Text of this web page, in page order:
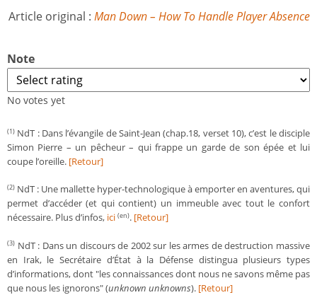
Article original : Man Down – How To Handle Player Absence
Note
No votes yet
(1) NdT : Dans l’évangile de Saint-Jean (chap.18, verset 10), c’est le disciple
Simon Pierre – un pêcheur – qui frappe un garde de son épée et lui
coupe l’oreille. [Retour]
(2) NdT : Une mallette hyper-technologique à emporter en aventures, qui
permet d’accéder (et qui contient) un immeuble avec tout le confort
nécessaire. Plus d’infos, ici (en). [Retour]
(3) NdT : Dans un discours de 2002 sur les armes de destruction massive
en Irak, le Secrétaire d’État à la Défense distingua plusieurs types
d’informations, dont "les connaissances dont nous ne savons même pas
que nous les ignorons" (unknown unknowns). [Retour]